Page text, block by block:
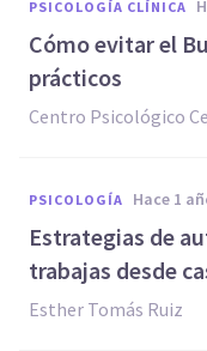
PSICOLOGÍA CLÍNICA
Cómo evitar el
prácticos
Centro Psicológico
PSICOLOGÍA hace 1
Estrategias de
trabajas desde
Esther Tomás Ruiz